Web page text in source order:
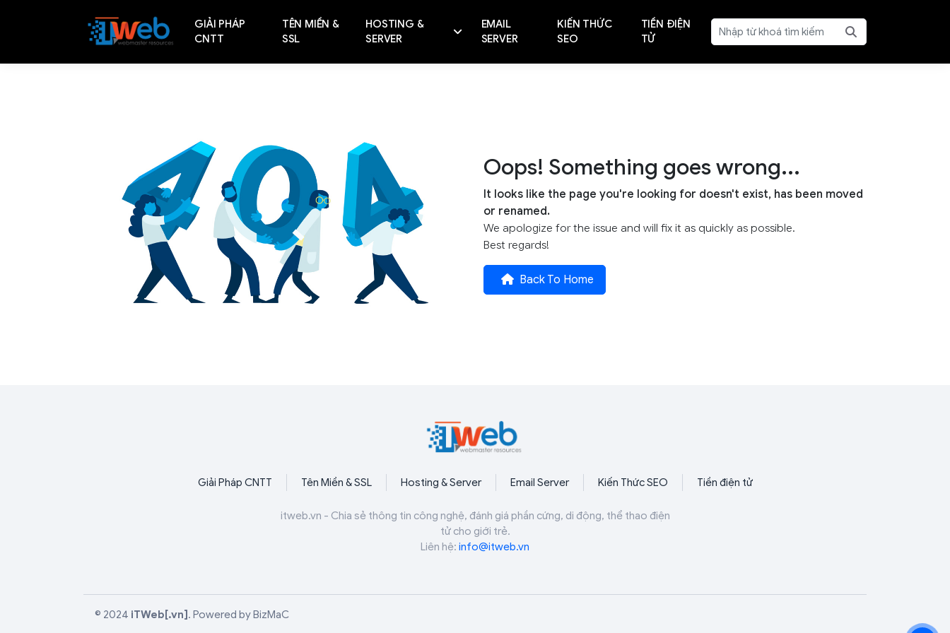
GIẢI PHÁP
CNTT
TÊN MIỀN &
SSL
HOSTING &
SERVER
EMAIL
SERVER
KIẾN THỨC
SEO
TIỀN ĐIỆN
TỬ
Oops! Something goes wrong...
It looks like the page you're looking for doesn't exist, has been moved
or renamed.
We apologize for the issue and will fix it as quickly as possible.
Best regards!
Back To Home
Giải Pháp CNTT Tên Miền & SSL Hosting & Server Email Server Kiến Thức SEO Tiền điện tử
itweb.vn - Chia sẻ thông tin công nghệ, đánh giá phần cứng, di động, thể thao điện
tử cho giới trẻ.
Liên hệ: info@itweb.vn
© 2024 iTWeb[.vn] . Powered byBizMaC